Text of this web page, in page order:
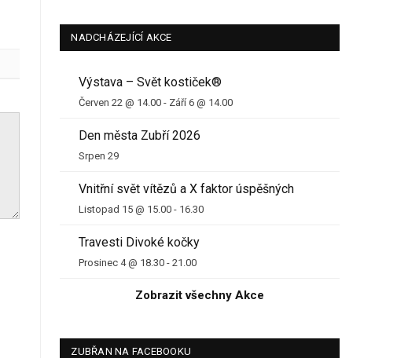
NADCHÁZEJÍCÍ AKCE
Výstava – Svět kostiček®
Červen 22 @ 14.00 - Září 6 @ 14.00
Den města Zubří 2026
Srpen 29
Vnitřní svět vítězů a X faktor úspěšných
Listopad 15 @ 15.00 - 16.30
Travesti Divoké kočky
Prosinec 4 @ 18.30 -21.00
Zobrazit všechny Akce
ZUBŘAN NA FACEBOOKU